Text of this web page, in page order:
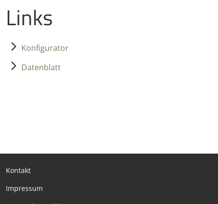
Links
Konfigurator
Datenblatt
Kontakt
Impressum